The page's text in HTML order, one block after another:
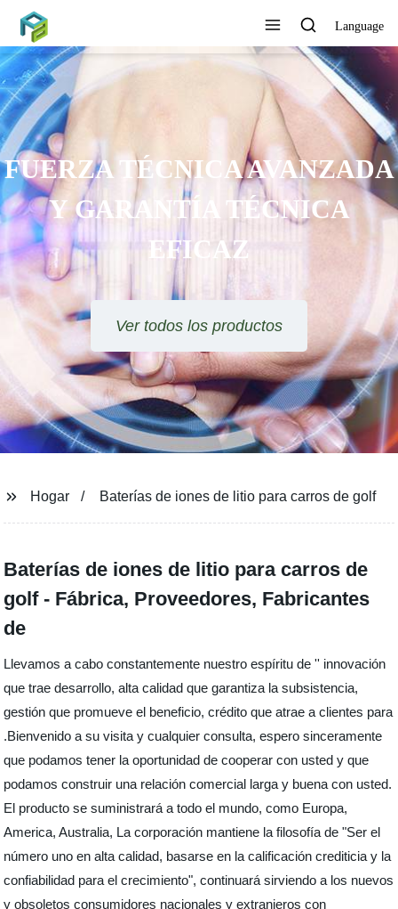
Language
FUERZA TÉCNICA AVANZADA
Y GARANTÍA TÉCNICA
EFICAZ
Ver todos los productos
Hogar Baterías de iones de litio para carros de golf
Baterías de iones de litio para carros de
golf - Fábrica, Proveedores, Fabricantes
de
Llevamos a cabo constantemente nuestro espíritu de '' innovación
que trae desarrollo, alta calidad que garantiza la subsistencia,
gestión que promueve el beneficio, crédito que atrae a clientes para
.Bienvenido a su visita y cualquier consulta, espero sinceramente
que podamos tener la oportunidad de cooperar con usted y que
podamos construir una relación comercial larga y buena con usted.
El producto se suministrará a todo el mundo, como Europa,
America, Australia, La corporación mantiene la filosofía de "Ser el
número uno en alta calidad, basarse en la calificación crediticia y la
confiabilidad para el crecimiento", continuará sirviendo a los nuevos
y obsoletos consumidores nacionales y extranjeros con